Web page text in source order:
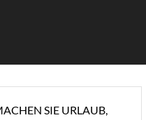
SIE URLAUB,